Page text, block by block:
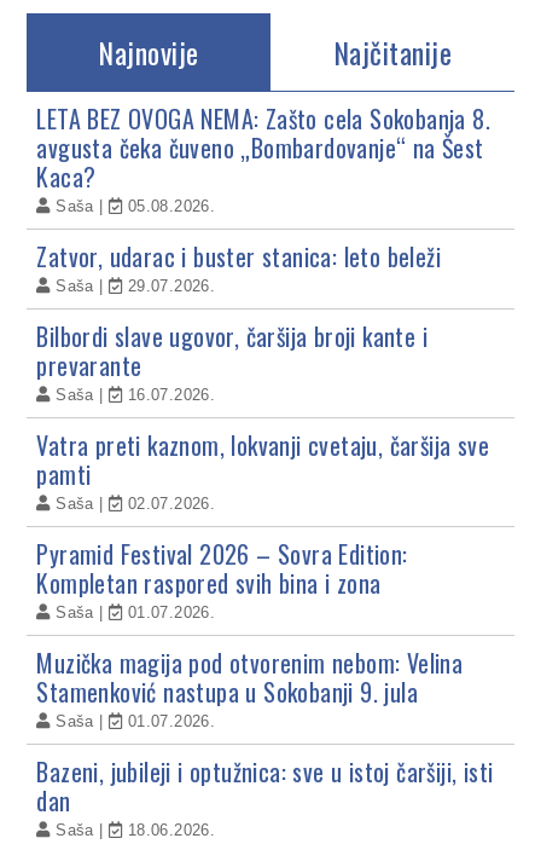
Najnovije Najčitanije
LETA BEZ OVOGA NEMA: Zašto cela Sokobanja 8.
avgusta čeka čuveno „Bombardovanje“ na Šest
Kaca?
Saša 05.08.2026.
Zatvor, udarac i buster stanica: leto beleži
Saša 29.07.2026.
Bilbordi slave ugovor, čaršija broji kante i
prevarante
Saša 16.07.2026.
Vatra preti kaznom, lokvanji cvetaju, čaršija sve
pamti
Saša 02.07.2026.
Pyramid Festival 2026 – Sovra Edition:
Kompletan raspored svih bina i zona
Saša 01.07.2026.
Muzička magija pod otvorenim nebom: Velina
Stamenković nastupa u Sokobanji 9. jula
Saša 01.07.2026.
Bazeni, jubileji i optužnica: sve u istoj čaršiji, isti
dan
Saša 18.06.2026.